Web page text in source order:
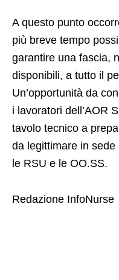
A questo punto
più breve tempo
garantire una fascia,
disponibili, a tutto il
Un’opportunità da
i lavoratori dell’AOR
tavolo tecnico a
da legittimare in
le RSU e le OO.SS.
Redazione InfoNurse